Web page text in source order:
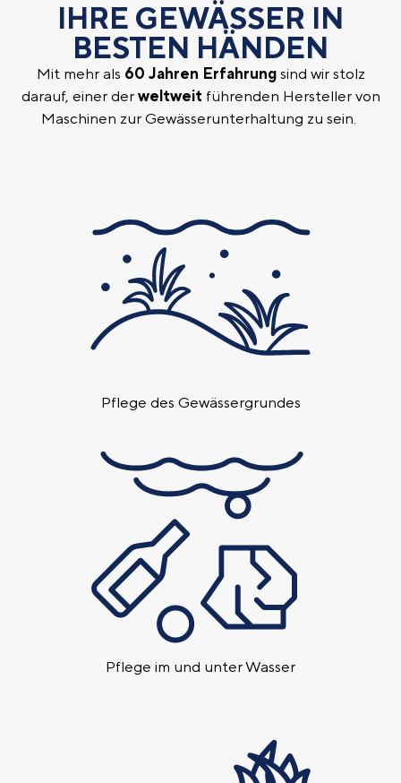
IHRE GEWÄSSER IN
BESTEN HÄNDEN
Mit mehr als 60 Jahren Erfahrungsind wir stolz
darauf, einer der weltweit führenden Hersteller von
Maschinen zur Gewässerunterhaltung zu sein.
Pflege des Gewässer­grundes
Pflege im und unter Wasser